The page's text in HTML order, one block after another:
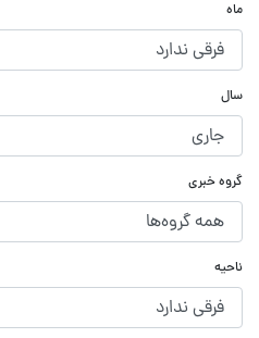
ماه
سال
گروه خبری
ناحیه